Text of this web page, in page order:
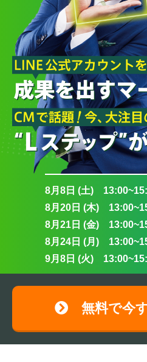
8月8日 (土)
8月20日 (木)
8月21日 (金)
8月24日 (月)
9月8日 (火)
無料で今す